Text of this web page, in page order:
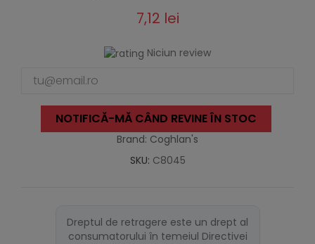
7,12 lei
Niciun review
NOTIFICĂ-MĂ CÂND REVINE ÎN STOC
Brand: Coghlan's
SKU: C8045
Dreptul de retragere este un drept al
consumatorului în temeiul Directivei